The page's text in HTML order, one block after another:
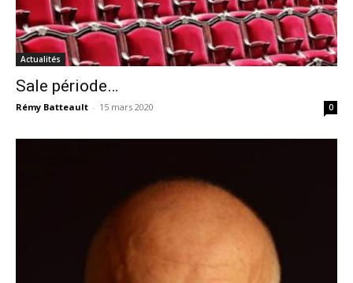
Actualités
Sale période…
Rémy Batteault - 15 mars 2020 0